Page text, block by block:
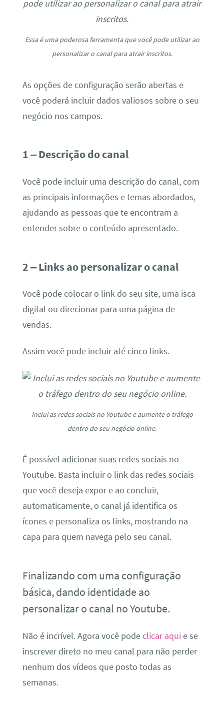
Essa é uma poderosa ferramenta que você pode utilizar ao
personalizar o canal para atrair inscritos.
As opções de configuração serão abertas e
você poderá incluir dados valiosos sobre o seu
negócio nos campos.
1 – Descrição do canal
Você pode incluir uma descrição do canal, com
as principais informações e temas abordados,
ajudando as pessoas que te encontram a
entender sobre o conteúdo apresentado.
2 – Links ao personalizar o canal
Você pode colocar o link do seu site, uma isca
digital ou direcionar para uma página de
vendas.
Assim você pode incluir até cinco links.
Inclui as redes sociais no Youtube e aumente o tráfego
dentro do seu negócio online.
É possível adicionar suas redes sociais no
Youtube. Basta incluir o link das redes sociais
que você deseja expor e ao concluir,
automaticamente, o canal já identifica os
ícones e personaliza os links, mostrando na
capa para quem navega pelo seu canal.
Finalizando com uma configuração
básica, dando identidade ao
personalizar o canal no Youtube.
Não é incrível. Agora você podeclicar aqui e se
inscrever direto no meu canal para não perder
nenhum dos vídeos que posto todas as
semanas.